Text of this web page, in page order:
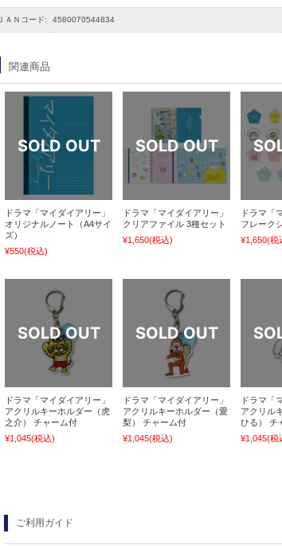
ＪＡＮコード: 4580070544834
関連商品
ドラマ「マイダイアリー」
オリジナルノート（A4サイ
ズ）
¥550(税込)
ドラマ「マイダイアリー」
クリアファイル 3種セット
¥1,650(税込)
ドラマ「
フレーク
¥1,650(税
ドラマ「マイダイアリー」
アクリルキーホルダー（虎
之介） チャーム付
¥1,045(税込)
ドラマ「マイダイアリー」
アクリルキーホルダー（愛
梨） チャーム付
¥1,045(税込)
ドラマ「
アクリル
ひる） チ
¥1,045(税
ご利用ガイド